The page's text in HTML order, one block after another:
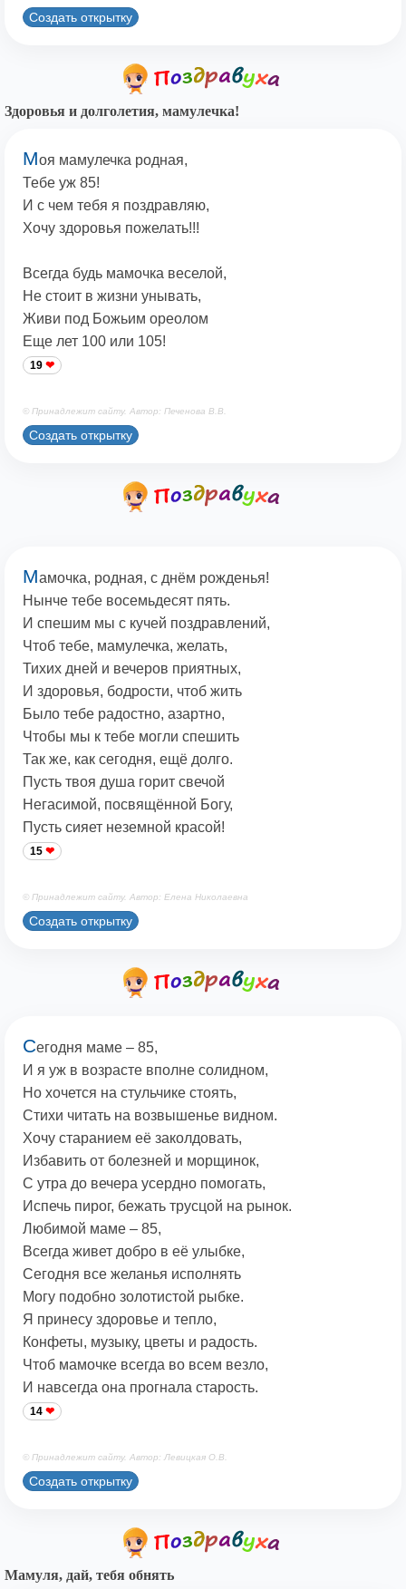
Создать открытку
Здоровья и долголетия, мамулечка!
Моя мамулечка родная,
Тебе уж 85!
И с чем тебя я поздравляю,
Хочу здоровья пожелать!!!
Всегда будь мамочка веселой,
Не стоит в жизни унывать,
Живи под Божьим ореолом
Еще лет 100 или 105!
19
© Принадлежит сайту. Автор: Печенова В.В.
Создать открытку
Мамочка, родная, с днём рожденья!
Нынче тебе восемьдесят пять.
И спешим мы с кучей поздравлений,
Чтоб тебе, мамулечка, желать,
Тихих дней и вечеров приятных,
И здоровья, бодрости, чтоб жить
Было тебе радостно, азартно,
Чтобы мы к тебе могли спешить
Так же, как сегодня, ещё долго.
Пусть твоя душа горит свечой
Негасимой, посвящённой Богу,
Пусть сияет неземной красой!
15
© Принадлежит сайту. Автор: Елена Николаевна
Создать открытку
Сегодня маме – 85,
И я уж в возрасте вполне солидном,
Но хочется на стульчике стоять,
Стихи читать на возвышенье видном.
Хочу старанием её заколдовать,
Избавить от болезней и морщинок,
С утра до вечера усердно помогать,
Испечь пирог, бежать трусцой на рынок.
Любимой маме – 85,
Всегда живет добро в её улыбке,
Сегодня все желанья исполнять
Могу подобно золотистой рыбке.
Я принесу здоровье и тепло,
Конфеты, музыку, цветы и радость.
Чтоб мамочке всегда во всем везло,
И навсегда она прогнала старость.
14
© Принадлежит сайту. Автор: Левицкая О.В.
Создать открытку
Мамуля, дай, тебя обнять